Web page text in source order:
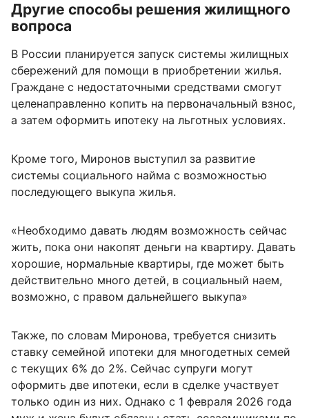
Другие способы решения жилищного
вопроса
В России планируется запуск системы жилищных
сбережений для помощи в приобретении жилья.
Граждане с недостаточными средствами смогут
целенаправленно копить на первоначальный взнос,
а затем оформить ипотеку на льготных условиях.
Кроме того, Миронов выступил за развитие
системы социального найма с возможностью
последующего выкупа жилья.
«Необходимо давать людям возможность сейчас
жить, пока они накопят деньги на квартиру. Давать
хорошие, нормальные квартиры, где может быть
действительно много детей, в социальный наем,
возможно, с правом дальнейшего выкупа»
Также, по словам Миронова, требуется снизить
ставку семейной ипотеки для многодетных семей
с текущих 6% до 2%. Сейчас супруги могут
оформить две ипотеки, если в сделке участвует
только один из них. Однако с 1 февраля 2026 года